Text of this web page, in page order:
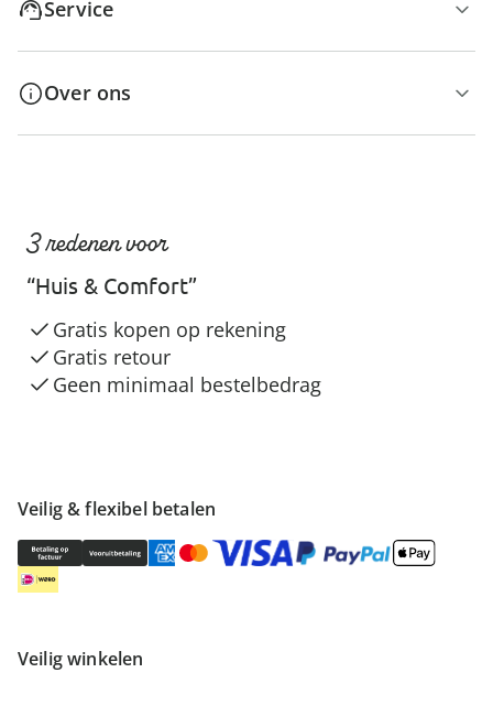
Service
Over ons
Veilig & flexibel betalen
Veilig winkelen
3 redenen voor
“Huis & Comfort”
Gratis kopen op rekening
Gratis retour
Geen minimaal bestelbedrag